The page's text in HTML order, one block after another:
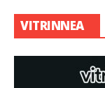
VITRINNEA